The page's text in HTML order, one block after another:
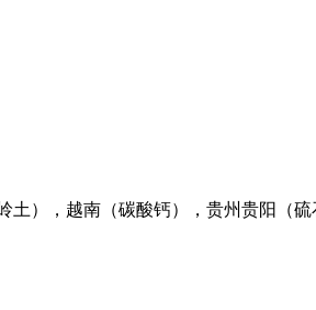
），越南（碳酸钙），贵州贵阳（